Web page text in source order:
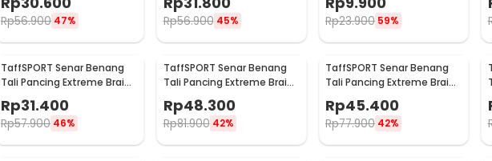
0.23mm
Rp56.900 47%
0.14mm
Rp56.900 45%
OY0068
Rp23.900 59%
TaffSPORT Senar Benang
Tali Pancing Extreme Braid
2.5 300M - FM-PEL
Rp31.400
Rp57.900 46%
TaffSPORT Senar Benang
Tali Pancing Extreme Braid
0.4 500M - FM-PEL
Rp48.300
Rp81.900 42%
TaffSPORT Senar Benang
Tali Pancing Extreme Braid
Rp45.400
Rp77.900 42%